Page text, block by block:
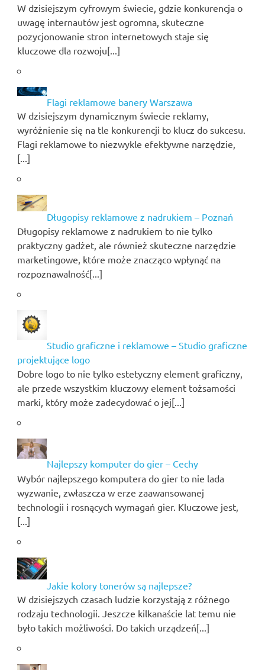
W dzisiejszym cyfrowym świecie, gdzie konkurencja o
uwagę internautów jest ogromna, skuteczne
pozycjonowanie stron internetowych staje się
kluczowe dla rozwoju[...]
Flagi reklamowe banery Warszawa
W dzisiejszym dynamicznym świecie reklamy,
wyróżnienie się na tle konkurencji to klucz do sukcesu.
Flagi reklamowe to niezwykle efektywne narzędzie,
[...]
Długopisy reklamowe z nadrukiem – Poznań
Długopisy reklamowe z nadrukiem to nie tylko
praktyczny gadżet, ale również skuteczne narzędzie
marketingowe, które może znacząco wpłynąć na
rozpoznawalność[...]
Studio graficzne i reklamowe – Studio graficzne
projektujące logo
Dobre logo to nie tylko estetyczny element graficzny,
ale przede wszystkim kluczowy element tożsamości
marki, który może zadecydować o jej[...]
Najlepszy komputer do gier – Cechy
Wybór najlepszego komputera do gier to nie lada
wyzwanie, zwłaszcza w erze zaawansowanej
technologii i rosnących wymagań gier. Kluczowe jest,
[...]
Jakie kolory tonerów są najlepsze?
W dzisiejszych czasach ludzie korzystają z różnego
rodzaju technologii. Jeszcze kilkanaście lat temu nie
było takich możliwości. Do takich urządzeń[...]